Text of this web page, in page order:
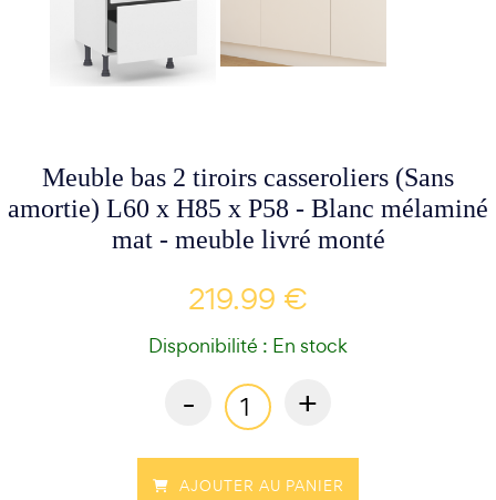
Meuble bas 2 tiroirs casseroliers (Sans
amortie) L60 x H85 x P58 - Blanc mélaminé
mat - meuble livré monté
219.99 €
Disponibilité : En stock
- +
AJOUTER AU PANIER